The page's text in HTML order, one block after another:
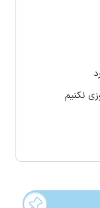
نکنیم